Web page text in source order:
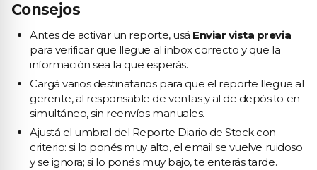
Consejos
Antes de activar un reporte, usá Enviar vista previa
para verificar que llegue al inbox correcto y que la
información sea la que esperás.
Cargá varios destinatarios para que el reporte llegue al
gerente, al responsable de ventas y al de depósito en
simultáneo, sin reenvíos manuales.
Ajustá el umbral del Reporte Diario de Stock con
criterio: si lo ponés muy alto, el email se vuelve ruidoso
y se ignora; si lo ponés muy bajo, te enterás tarde.